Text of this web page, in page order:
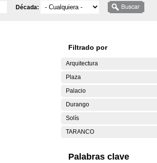
Década:
Filtrado por
Arquitectura
Plaza
Palacio
Durango
Solís
TARANCO
Palabras clave